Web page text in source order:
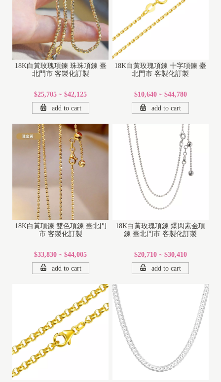
18K白黃玫瑰項鍊 珠珠項鍊 臺
北門市 客製化訂製
$25,705 ~ $42,125
add to cart
18K白黃玫瑰項鍊 十字項鍊 臺
北門市 客製化訂製
$10,640 ~ $44,780
add to cart
18K白黃項鍊 雙色項鍊 臺北門
市 客製化訂製
$33,830 ~ $44,005
add to cart
18K白黃玫瑰項鍊 爆閃素金項
鍊 臺北門市 客製化訂製
$20,710 ~ $30,410
add to cart